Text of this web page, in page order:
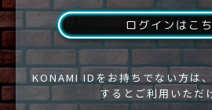
ログインはこ
KONAMI IDをお持ちでない方は、
するとご利用いただ